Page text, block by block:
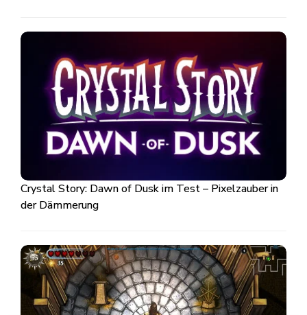
Crystal Story: Dawn of Dusk im Test – Pixelzauber in
der Dämmerung